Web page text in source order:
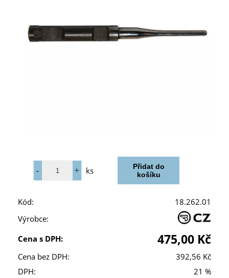
ks
Kód:
18.262.01
Výrobce:
Cena s DPH:
475,00 Kč
Cena bez DPH:
392,56 Kč
DPH:
21 %